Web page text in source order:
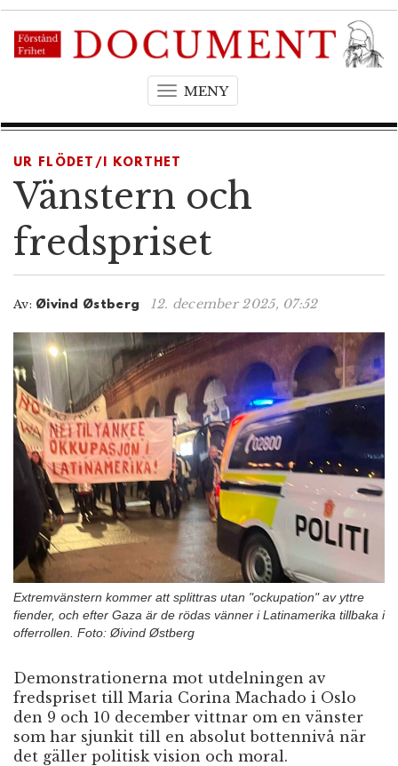
MENYT
g
l
e
g
t
o
n
UR FLÖDET/I KORTHET
Vänstern och
fredspriset
Av: Øivind Østberg 12. december 2025, 07:52
Extremvänstern kommer att splittras utan "ockupation" av yttre
fiender, och efter Gaza är de rödas vänner i Latinamerika tillbaka i
offerrollen. Foto: Øivind Østberg
Demonstrationerna mot utdelningen av
fredspriset till Maria Corina Machado i Oslo
den 9 och 10 december vittnar om en vänster
som har sjunkit till en absolut bottennivå när
det gäller politisk vision och moral.